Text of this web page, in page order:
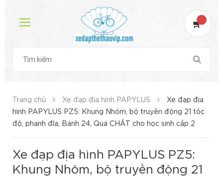
Trang chủ Xe đạp địa hình PAPYLUS
Xe đạp địa
hình PAPYLUS PZ5: Khung Nhôm, bộ truyền động 21 tốc
độ, phanh đĩa, Bánh 24, Quá CHẤT cho học sinh cấp 2
Xe đạp địa hình PAPYLUS PZ5:
Khung Nhôm, bộ truyền động 21